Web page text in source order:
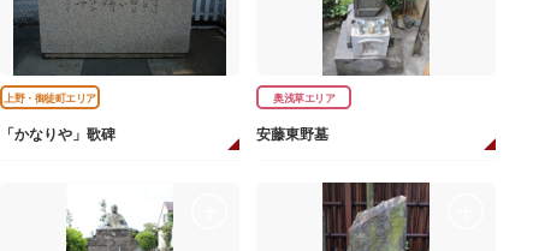
上野・御徒町エリア
「かなりや」歌碑
奥浅草エリア
安藤東野墓